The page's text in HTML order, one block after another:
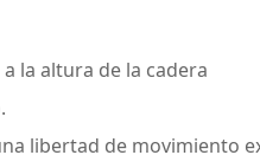
la altura de la cadera
libertad de movimiento